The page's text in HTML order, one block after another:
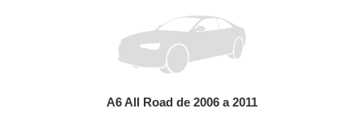
A6 All Road de 2006 a 2011